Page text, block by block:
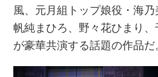
風、元月組トップ娘役・海乃
帆純まひろ、野々花ひまり
が豪華共演する話題の作品だ